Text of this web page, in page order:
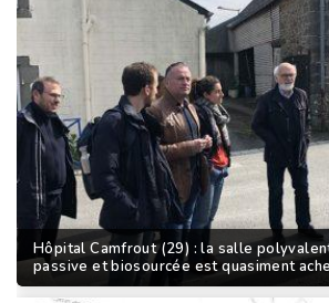
Hôpital Camfrout (29) : la salle
passive et biosourcée est quasiment